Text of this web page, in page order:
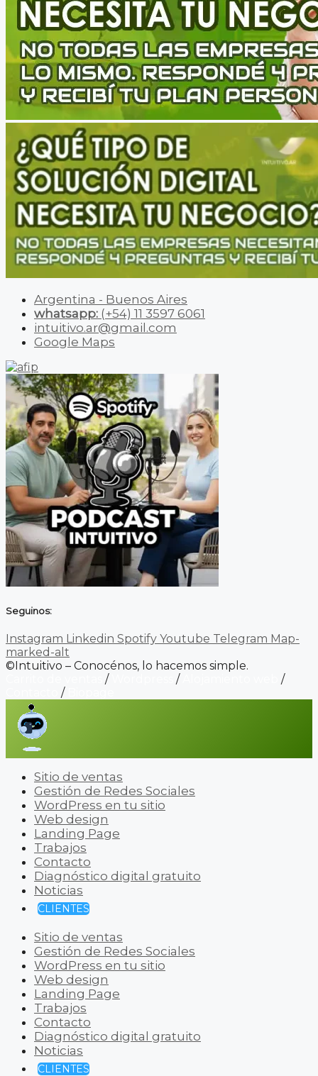
Argentina - Buenos Aires
whatsapp: (+54) 11 3597 6061
intuitivo.ar@gmail.com
Google Maps
Seguinos:
Instagram Linkedin Spotify Youtube Telegram Map-
marked-alt
©Intuitivo – Conocénos, lo hacemos simple.
/ /
/
/
Sitio de ventas
Gestión de Redes Sociales
WordPress en tu sitio
Web design
Landing Page
Trabajos
Contacto
Diagnóstico digital gratuito
Noticias
CLIENTES
Sitio de ventas
Gestión de Redes Sociales
WordPress en tu sitio
Web design
Landing Page
Trabajos
Contacto
Diagnóstico digital gratuito
Noticias
CLIENTES